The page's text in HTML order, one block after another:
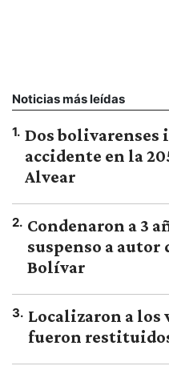
Noticias más leídas
1. Dos bolivarenses
accidente en la
Alvear
2. Condenaron a 3
suspenso a autor
Bolívar
3. Localizaron a los
fueron